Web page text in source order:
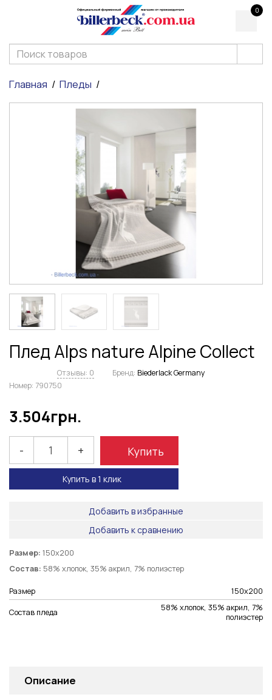
0
Главная Пледы
Плед Alps nature Alpine Collect
Отзывы: 0 Бренд: Biederlack Germany
Номер: 790750
3.504грн.
- + Купить
Купить в 1 клик
Добавить в избранные
Добавить к сравнению
Размер: 150х200
Состав: 58% хлопок, 35% акрил, 7% полиэстер
Размер 150х200
Состав пледа
58% хлопок, 35% акрил, 7%
полиэстер
Описание